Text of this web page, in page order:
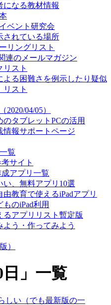
になる教材情報
ベント研究会
されている場所
リングリスト
連のメールマガジン
リスト
よる困難さを例示したり疑似
リスト
04/05）
タブレットPCの活用
情報サポートページ
覧
サイト
アプリ一覧
い、無料アプリ10選
由教育で使えるiPadアプリ
のiPad利用
るアプリリスト暫定版
う・作ってみよう
）
」 一覧